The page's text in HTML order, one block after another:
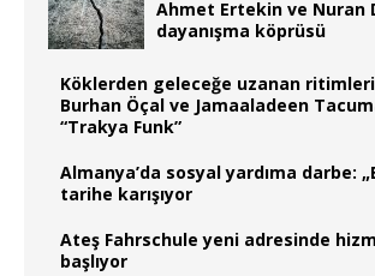
Ahmet Ertekin ve Nuran
dayanışma köprüsü
Köklerden geleceğe uzanan
Burhan Öçal ve Jamaaladeen
“Trakya Funk”
Almanya’da sosyal yardıma darbe:
tarihe karışıyor
Ateş Fahrschule yeni adresinde
başlıyor